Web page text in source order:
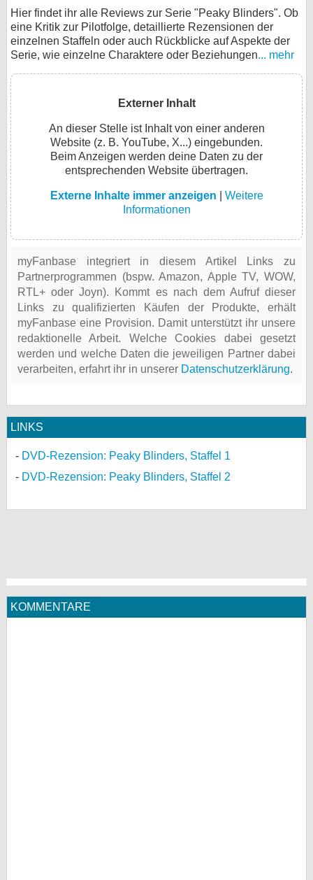
Hier findet ihr alle Reviews zur Serie "Peaky Blinders". Ob
eine Kritik zur Pilotfolge, detaillierte Rezensionen der
einzelnen Staffeln oder auch Rückblicke auf Aspekte der
Serie, wie einzelne Charaktere oder Beziehungen... mehr
Externer Inhalt
An dieser Stelle ist Inhalt von einer anderen
Website (z. B. YouTube, X...) eingebunden.
Beim Anzeigen werden deine Daten zu der
entsprechenden Website übertragen.
Externe Inhalte immer anzeigen
Weitere
Informationen
myFanbase integriert in diesem Artikel Links zu
Partnerprogrammen (bspw. Amazon, Apple TV, WOW,
RTL+ oder Joyn). Kommt es nach dem Aufruf dieser
Links zu qualifizierten Käufen der Produkte, erhält
myFanbase eine Provision. Damit unterstützt ihr unsere
redaktionelle Arbeit. Welche Cookies dabei gesetzt
werden und welche Daten die jeweiligen Partner dabei
verarbeiten, erfahrt ihr in unserer Datenschutzerklärung.
LINKS
DVD-Rezension: Peaky Blinders, Staffel 1
DVD-Rezension: Peaky Blinders, Staffel 2
KOMMENTARE